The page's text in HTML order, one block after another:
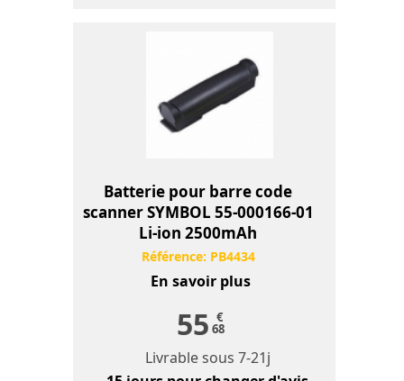
Batterie pour barre code
scanner SYMBOL 55-000166-01
Li-ion 2500mAh
Référence: PB4434
En savoir plus
55 €
68
Livrable sous 7-21j